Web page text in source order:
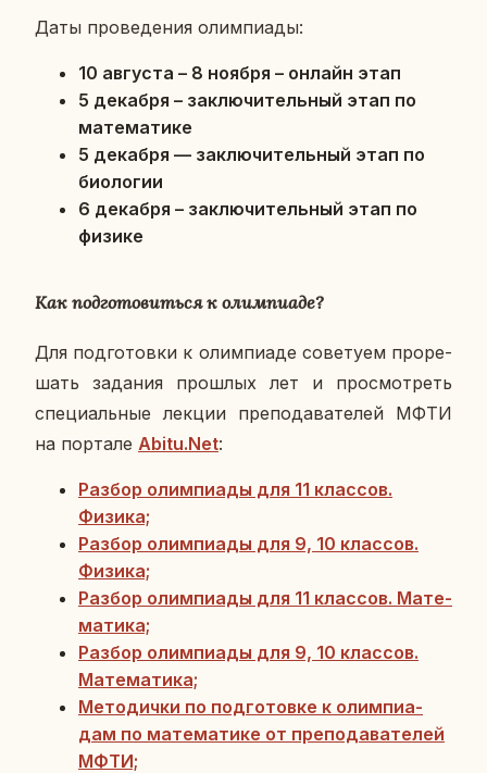
Даты про­ве­де­ния олим­пи­а­ды:
10 ав­гу­ста – 8 ноября – онлайн этап
5 де­каб­ря – за­клю­чи­тель­ный этап по
ма­те­ма­ти­ке
5 де­каб­ря — за­клю­чи­тель­ный этап по
био­ло­гии
6 де­каб­ря – за­клю­чи­тель­ный этап по
физике
Как под­го­то­вить­ся к олим­пиа­де?
Для под­го­тов­ки к олим­пиа­де со­ве­ту­ем про­ре­
шать за­да­ния про­шлых лет и про­смот­реть
спе­ци­аль­ные лекции пре­по­да­ва­те­лей МФТИ
на пор­та­ле Abitu.Net:
Разбор олим­пи­а­ды для 11 клас­сов.
Физика;
Разбор олим­пи­а­ды для 9, 10 клас­сов.
Физика;
Разбор олим­пи­а­ды для 11 клас­сов. Ма­те­
ма­ти­ка;
Разбор олим­пи­а­ды для 9, 10 клас­сов.
Ма­те­ма­ти­ка;
Ме­то­дич­ки по под­го­тов­ке к олим­пи­а­
дам по ма­те­ма­ти­ке от пре­по­да­ва­те­лей
МФТИ;